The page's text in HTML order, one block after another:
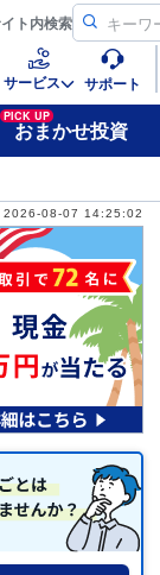
ト内検索
サービス サポート
PICK UP
おまかせ投資
2026-08-07 14:25:02